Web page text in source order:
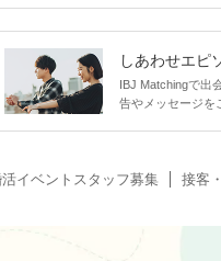
しあわせエピ
IBJ Matchingで出
告やメッセージを
イベントスタッフ募集 接客